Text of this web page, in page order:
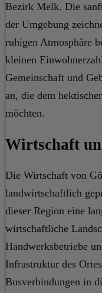
Bezirk Melk. Die
der Umgebung
ruhigen Atmosphäre
kleinen
Gemeinschaft und
an, die dem
möchten.
Wirtschaft
Die Wirtschaft von
landwirtschaftlich
dieser Region eine
wirtschaftliche
Handwerksbetriebe
Infrastruktur des
Busverbindungen in